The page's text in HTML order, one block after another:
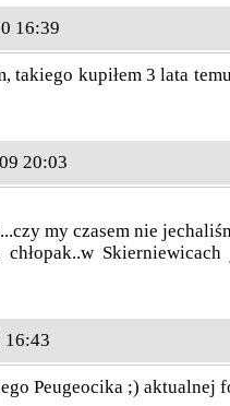
16:39
takiego kupiłem 3 lata
20:03
my czasem nie
16:43
Peugeocika ;) aktualnej